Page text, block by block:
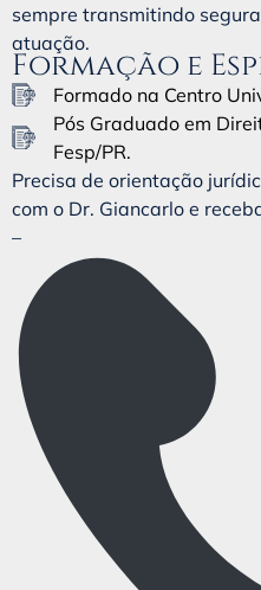
sempre transmitindo
atuação.
Formação e
Formado na Centro
Pós Graduado em
Fesp/PR.
Precisa de orientação
com o Dr. Giancarlo e
–